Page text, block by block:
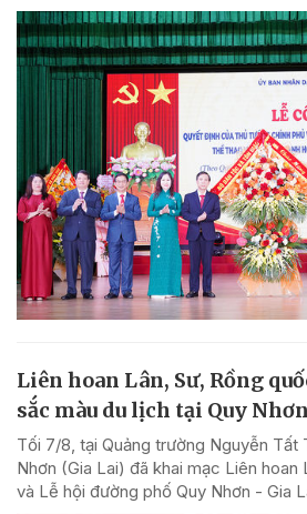
Liên hoan Lân, Sư, Rồng
sắc màu du lịch tại Quy Nhơn
Tối 7/8, tại Quảng trường Nguyễn Tất
Nhơn (Gia Lai) đã khai mạc Liên hoan
và Lễ hội đường phố Quy Nhơn - Gia